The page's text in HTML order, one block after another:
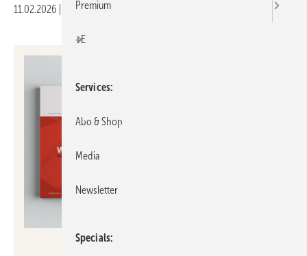
11.02.2026 Druckvorschau
Premium
+E
Services
Abo & Shop
Media
Newsletter
Specials